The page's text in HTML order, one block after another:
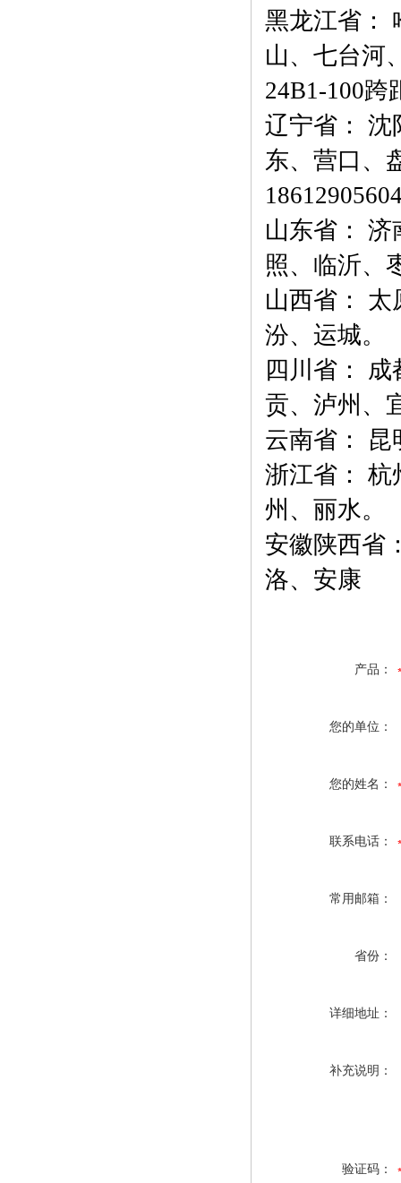
黑龙江省：
山、七台河
24B1-100跨
辽宁省： 沈
东、营口、
1
山东省：
照、临沂、
山西省：
汾、运城。
四川省：
贡、泸州、
云南省： 昆
浙江省： 杭
州、丽水。
安徽陕西省
洛、安康
产品：
您的单位：
您的姓名：
联系电话：
常用邮箱：
省份：
详细地址：
补充说明：
验证码：